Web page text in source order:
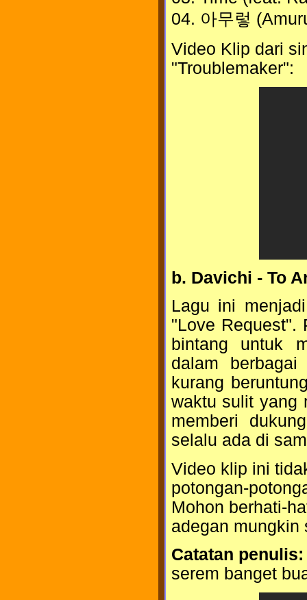
04. 아무렇
Video Klip dari
"Troublemaker":
b. Davichi - To
Lagu ini
"Love Request".
bintang untuk
dalam
kurang
waktu sulit yang
memberi
selalu ada di
Video klip ini
potongan-
Mohon berhati-
adegan mungkin
Catatan penulis:
serem banget